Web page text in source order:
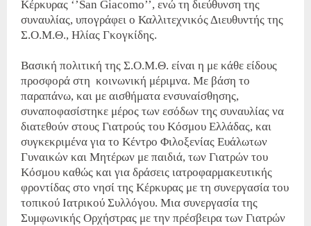
Κέρκυρας ‘’San Giacomo’’, ενώ τη διεύθυνση της
συναυλίας, υπογράφει ο Καλλιτεχνικός Διευθυντής της
Σ.Ο.Μ.Θ., Ηλίας Γκογκίδης.
Βασική πολιτική της Σ.Ο.Μ.Θ. είναι η με κάθε είδους
προσφορά στη κοινωνική μέριμνα. Με βάση το
παραπάνω, και με αισθήματα ενσυναίσθησης,
συναποφασίστηκε μέρος των εσόδων της συναυλίας να
διατεθούν στους Γιατρούς του Κόσμου Ελλάδας, και
συγκεκριμένα για το Κέντρο Φιλοξενίας Ευάλωτων
Γυναικών και Μητέρων με παιδιά, των Γιατρών του
Κόσμου καθώς και για δράσεις ιατροφαρμακευτικής
φροντίδας στο νησί της Κέρκυρας με τη συνεργασία του
τοπικού Ιατρικού Συλλόγου. Μια συνεργασία της
Συμφωνικής Ορχήστρας με την πρέσβειρα των Γιατρών